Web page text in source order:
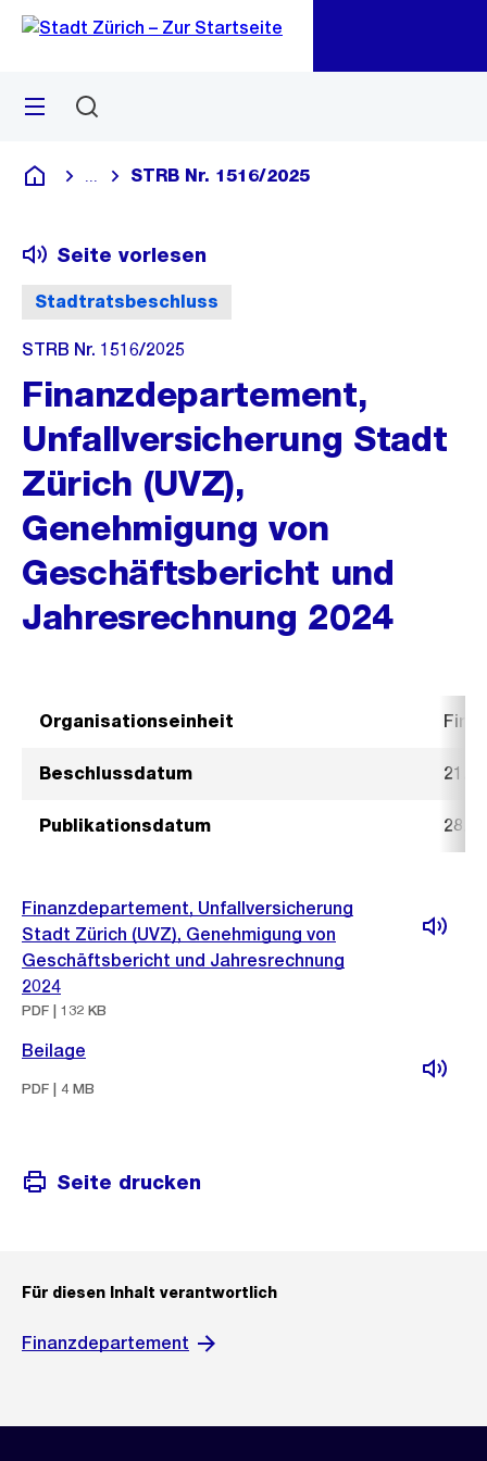
Navigation
Sprunglink
Menü
Deutsch
Blende alle Breadcrumbs ein
STRB Nr. 1516/2025
Stadtratsbeschluss
Seite vorlesen
STRB Nr. 1516/2025
Finanzdepartement,
Unfallversicherung Stadt
Zürich (UVZ),
Genehmigung von
Geschäftsbericht und
Jahresrechnung 2024
Organisationseinheit
Beschlussdatum 21.
Publikationsdatum 28.
Finanzdepartement, Unfallversicherung
Stadt Zürich (UVZ), Genehmigung von
Geschäftsbericht und Jahresrechnung
2024
PDF | 132 KB
Beilage
PDF | 4 MB
Seite drucken
Für diesen Inhalt verantwortlich
Finanzdepartement